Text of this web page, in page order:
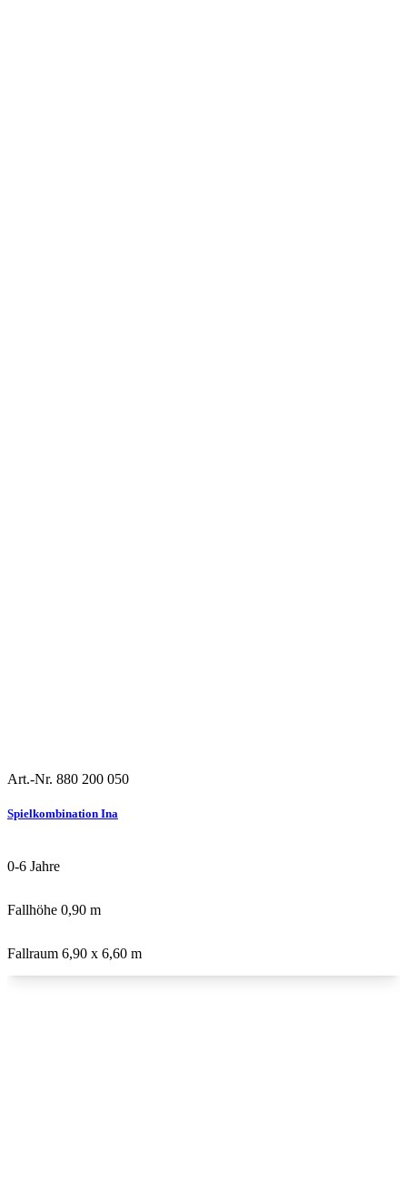
Douglasie U3
Art.-Nr. 880 200 050
Spielkombination Ina
0-6 Jahre
Fallhöhe 0,90 m
Fallraum 6,90 x 6,60 m